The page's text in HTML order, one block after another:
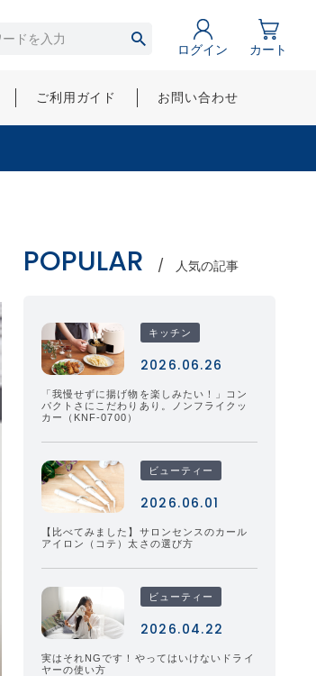
ログイン カート
ご利用ガイド お問い合わせ
POPULAR 人気の記事
キッチン
2026.06.26
「我慢せずに揚げ物を楽しみたい！」コン
パクトさにこだわりあり。ノンフライクッ
カー（KNF-0700）
ビューティー
2026.06.01
【比べてみました】サロンセンスのカール
アイロン（コテ）太さの選び方
ビューティー
2026.04.22
実はそれNGです！やってはいけないドライ
ヤーの使い方